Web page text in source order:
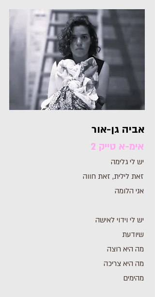
אביה גן-אור
אימ-א טייק 2
יש לי גלימה
זאת לילית, זאת חווה
אני הלומה
יש לי וידוי לאישה
שיודעת
מה היא רוצה
מה היא צריכה
מהימים